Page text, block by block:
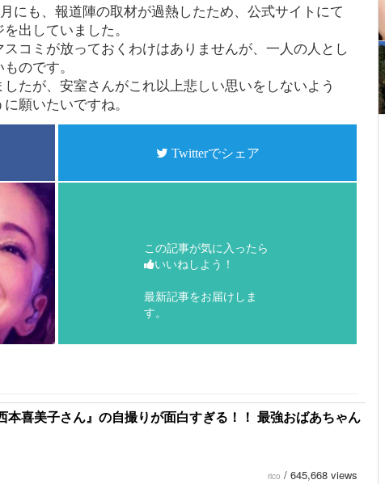
にも、報道陣の取材が過熱したため、公式サイトにて
出していました。
コミが放っておくわけはありませんが、一人の人とし
のです。
たが、安室さんがこれ以上悲しい思いをしないよう
願いたいですね。
Twitterでシェア
この記事が気に入ったら
いいねしよう！
最新記事をお届けしま
す。
本喜美子さん』の自撮りが面白すぎる！！ 最強おばあちゃん
rico / 645,668 views